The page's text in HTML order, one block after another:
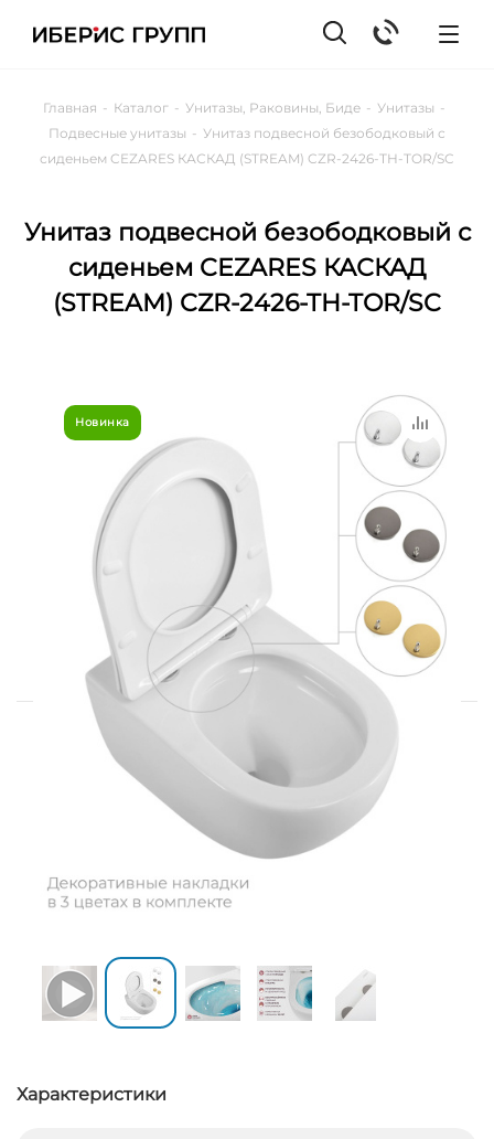
Главная - Каталог - Унитазы, Раковины, Биде - Унитазы -
Подвесные унитазы - Унитаз подвесной безободковый с
сиденьем CEZARES КАСКАД (STREAM) CZR-2426-TH-TOR/SC
Унитаз подвесной безободковый с
сиденьем CEZARES КАСКАД
(STREAM) CZR-2426-TH-TOR/SC
Новинка
Характеристики